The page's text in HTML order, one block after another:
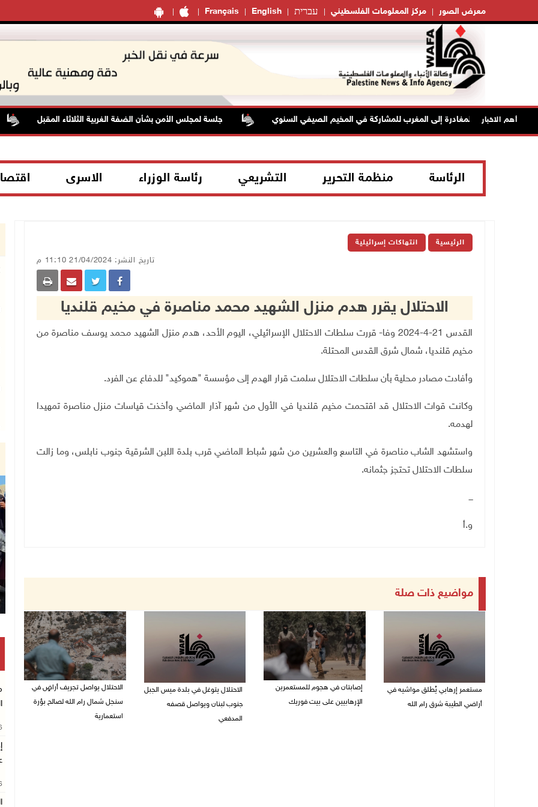
Français English עברית مركز المعلومات الفلسطيني معرض الصور
أهم الاخبار جلسة لمجلس الأمن بشأن الضفة الغربية الثلاثاء المقبل
الرئاسة منظمة التحرير التشريعي رئاسة الوزراء الاسرى
الرئيسية انتهاكات إسرائيلية
تاريخ النشر: 21/04/2024 11:10 م
الاحتلال يقرر هدم منزل الشهيد محمد مناصرة في مخيم قلنديا
القدس 21-4-2024 وفا- قررت سلطات الاحتلال الإسرائيلي، اليوم الأحد، هدم منزل الشهيد محمد يوسف مناصرة من
مخيم قلنديا، شمال شرق القدس المحتلة.
وأفادت مصادر محلية بأن سلطات الاحتلال سلمت قرار الهدم إلى مؤسسة "هموكيد" للدفاع عن الفرد.
وكانت قوات الاحتلال قد اقتحمت مخيم قلنديا في الأول من شهر آذار الماضي وأخذت قياسات منزل مناصرة تمهيدا
لهدمه.
واستشهد الشاب مناصرة في التاسع والعشرين من شهر شباط الماضي قرب بلدة اللبن الشرقية جنوب نابلس، وما زالت
سلطات الاحتلال تحتجز جثمانه.
ـــ
و.أ
مواضيع ذات صلة
مستعمر إرهابي يُطلق مواشيه في
أراضي الطيبة شرق رام الله
إصابتان في هجوم للمستعمرين
الإرهابيين على بيت فوريك
الاحتلال يتوغل في بلدة ميس الجبل
جنوب لبنان ويواصل قصفه
المدفعي
الاحتلال يواصل تجريف أراضٍ في
سنجل شمال رام الله لصالح بؤرة
استعمارية